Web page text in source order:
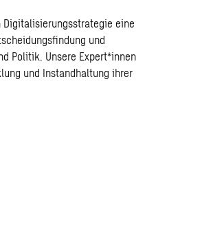
Digitalisierungsstrategie eine
und
Politik. Unsere Expert*innen
und Instandhaltung ihrer